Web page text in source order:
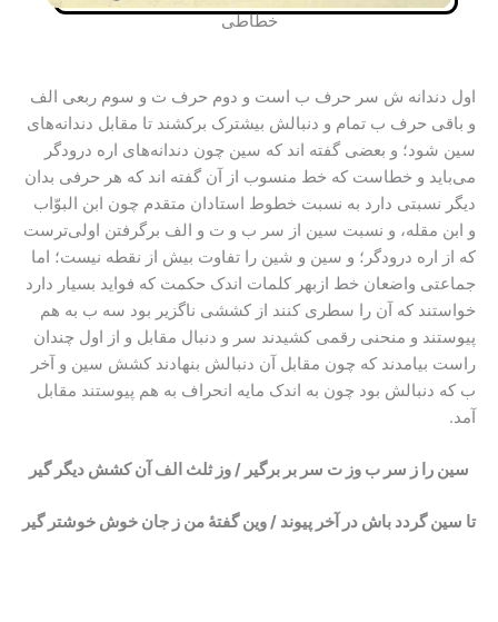
خطاطی
اول دندانه ش سر حرف ب است و دوم حرف ت و سوم ربعی الف
و باقی حرف ب تمام و دنبالش بیشترک برکشند تا مقابل دندانه‌های
سین شود؛ و بعضی گفته اند که سین چون دندانه‌های اره درودگر
می‌باید و خطاست که خط منسوب از آن گفته اند که هر حرفی بدان
دیگر نسبتی دارد به نسبت خطوط استادان متقدم چون ابن البوّاب
و ابن مقله، و نسبت سین از سر ب و ت و الف برگرفتن اولی‌ترست
که از اره درودگر؛ و سین و شین را تفاوت بیش از نقطه نیست؛ اما
جماعتی واضعان خط ازبهر کلمات اندک حکمت که فواید بسیار دارد
خواستند که آن را سطری کنند از کششی ناگزیر بود سه ب به هم
پیوستند و منحنی رقمی کشیدند سر و دنبال مقابل و از اول چندان
راست بیامدند که چون مقابل آن دنبالش بنهادند کشش سین و آخر
ب که دنبالش بود چون به اندک مایه انحراف به هم پیوستند مقابل
آمد.
سین را ز سر ب وز ت سر بر برگیر / وز ثلث الف آن کشش دیگر گیر
تا سین گردد باش در آخر پیوند / وین گفتۀ من ز جان خوش خوشتر گیر